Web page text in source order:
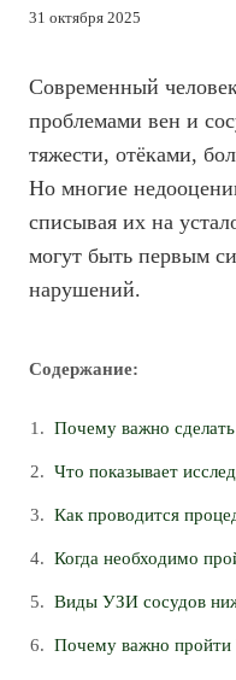
31 октября 2025
Современный
проблемами вен и
тяжести, отёками,
Но многие
списывая их на
могут быть первым
нарушений.
Содержание:
Почему важно
Что показывает
Как проводится
Когда необходимо
Виды УЗИ сосудов
Почему важно